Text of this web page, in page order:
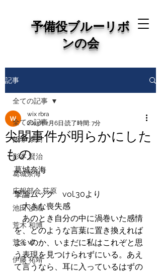
予備役ブルーリボ
ンの会
記事
全ての記事
飯塚 泰樹
影本 賢治
葛城奈海
広報部会 荻原
池田 沙織
荒木 和博
荒谷 卓
伊藤 祐靖
全ての記事
尖閣事件が明らかにした
もの
wix rbra
2013年2月6日 読了時間: 7分
葛城奈海
撃論ムック　vol.30より
大きな喪失感
あのとき自分の中に渦巻いた感情
を、どのような言葉に置き換えれば
よいのか、いまだに私はこれぞと思
う表現を見つけられずにいる。あえ
て言うなら、耳に入っているはずの